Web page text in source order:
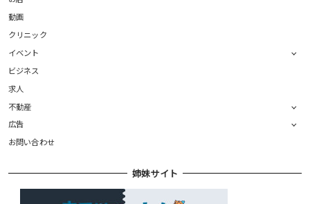
動画
クリニック
イベント
ビジネス
求人
不動産
広告
お問い合わせ
姉妹サイト